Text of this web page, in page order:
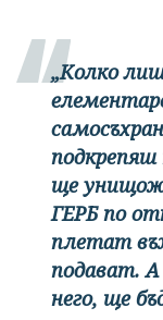
„Колко
ще
ГЕРБ по
плетат
подават. А
него, ще